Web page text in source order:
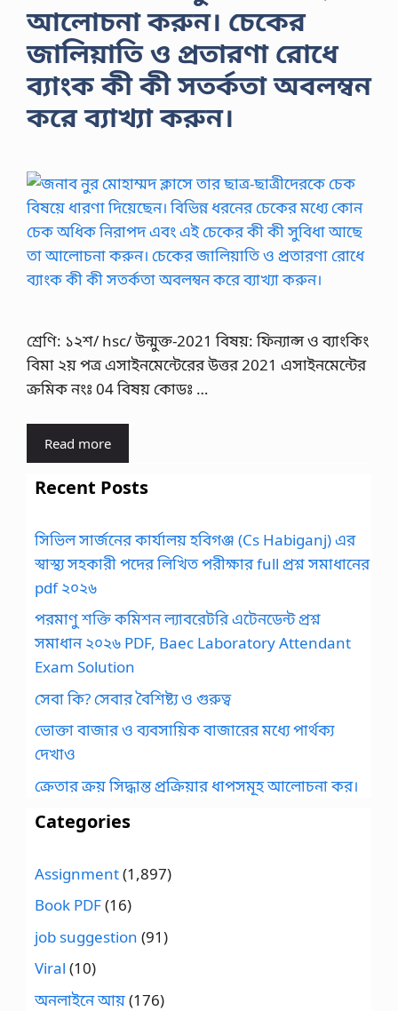
আলােচনা করুন। চেকের
জালিয়াতি ও প্রতারণা রােধে
ব্যাংক কী কী সতর্কতা অবলম্বন
করে ব্যাখ্যা করুন।
শ্রেণি: ১২শ/ hsc/ উন্মুক্ত-2021 বিষয়: ফিন্যান্স ও ব্যাংকিং
বিমা ২য় পত্র এসাইনমেন্টেরের উত্তর 2021 এসাইনমেন্টের
ক্রমিক নংঃ 04 বিষয় কোডঃ …
Read more
Recent Posts
সিভিল সার্জনের কার্যালয় হবিগঞ্জ (Cs Habiganj) এর
স্বাস্থ্য সহকারী পদের লিখিত পরীক্ষার full প্রশ্ন সমাধানের
pdf ২০২৬
পরমাণু শক্তি কমিশন ল্যাবরেটরি এটেনডেন্ট প্রশ্ন
সমাধান ২০২৬ PDF, Baec Laboratory Attendant
Exam Solution
সেবা কি? সেবার বৈশিষ্ট্য ও গুরুত্ব
ভোক্তা বাজার ও ব্যবসায়িক বাজারের মধ্যে পার্থক্য
দেখাও
ক্রেতার ক্রয় সিদ্ধান্ত প্রক্রিয়ার ধাপসমূহ আলোচনা কর।
Categories
Assignment(1,897)
Book PDF(16)
job suggestion (91)
Viral (10)
অনলাইনে আয়(176)